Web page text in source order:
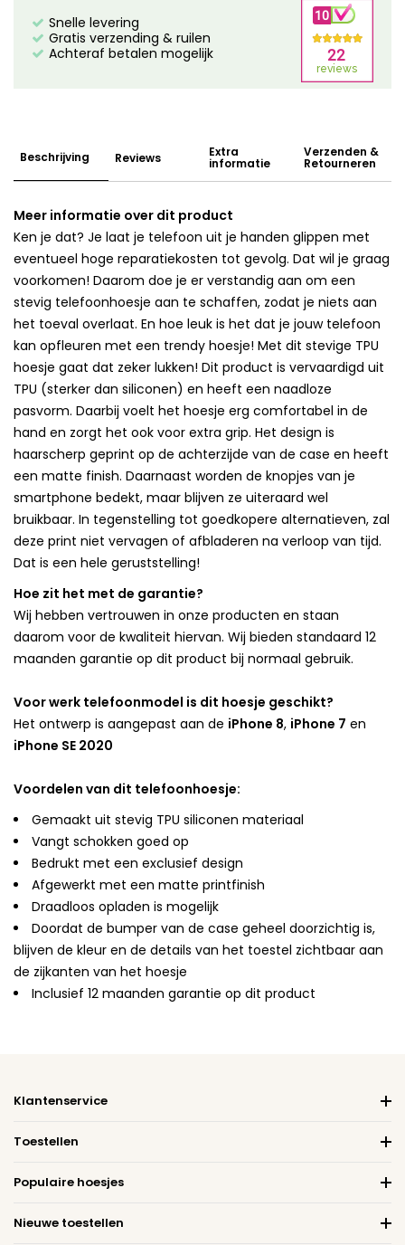
Snelle levering
Gratis verzending & ruilen
Achteraf betalen mogelijk
Beschrijving Reviews Extra
informatie
Verzenden &
Retourneren
Meer informatie over dit product
Ken je dat? Je laat je telefoon uit je handen glippen met
eventueel hoge reparatiekosten tot gevolg. Dat wil je graag
voorkomen! Daarom doe je er verstandig aan om een
stevig telefoonhoesje aan te schaffen, zodat je niets aan
het toeval overlaat. En hoe leuk is het dat je jouw telefoon
kan opfleuren met een trendy hoesje! Met dit stevige TPU
hoesje gaat dat zeker lukken! Dit product is vervaardigd uit
TPU (sterker dan siliconen) en heeft een naadloze
pasvorm. Daarbij voelt het hoesje erg comfortabel in de
hand en zorgt het ook voor extra grip. Het design is
haarscherp geprint op de achterzijde van de case en heeft
een matte finish. Daarnaast worden de knopjes van je
smartphone bedekt, maar blijven ze uiteraard wel
bruikbaar. In tegenstelling tot goedkopere alternatieven, zal
deze print niet vervagen of afbladeren na verloop van tijd.
Dat is een hele geruststelling!
Hoe zit het met de garantie?
Wij hebben vertrouwen in onze producten en staan
daarom voor de kwaliteit hiervan. Wij bieden standaard 12
maanden garantie op dit product bij normaal gebruik.
Voor werk telefoonmodel is dit hoesje geschikt?
Het ontwerp is aangepast aan de iPhone 8, iPhone 7 en
iPhone SE 2020
Voordelen van dit telefoonhoesje:
Gemaakt uit stevig TPU siliconen materiaal
Vangt schokken goed op
Bedrukt met een exclusief design
Afgewerkt met een matte printfinish
Draadloos opladen is mogelijk
Doordat de bumper van de case geheel doorzichtig is,
blijven de kleur en de details van het toestel zichtbaar aan
de zijkanten van het hoesje
Inclusief 12 maanden garantie op dit product
Klantenservice
Toestellen
Populaire hoesjes
Nieuwe toestellen